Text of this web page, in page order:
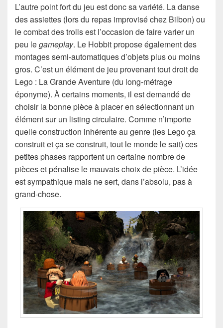
L’autre point fort du jeu est donc sa variété. La danse
des assiettes (lors du repas improvisé chez Bilbon) ou
le combat des trolls est l’occasion de faire varier un
peu legameplay. Le Hobbit propose également des
montages semi-automatiques d’objets plus ou moins
gros. C’est un élément de jeu provenant tout droit de
Lego : La Grande Aventure (du long-métrage
éponyme). À certains moments, il est demandé de
choisir la bonne pièce à placer en sélectionnant un
élément sur un listing circulaire. Comme n’importe
quelle construction inhérente au genre (les Lego ça
construit et ça se construit, tout le monde le sait) ces
petites phases rapportent un certaine nombre de
pièces et pénalise le mauvais choix de pièce. L’idée
est sympathique mais ne sert, dans l’absolu, pas à
grand-chose.